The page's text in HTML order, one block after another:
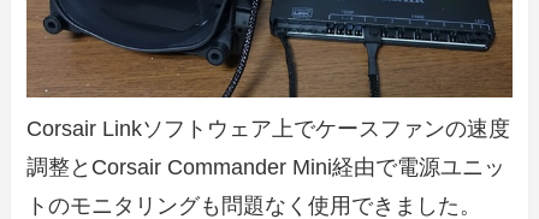
Corsair Linkソフトウェア上でケースファンの速度
調整とCorsair Commander Mini経由で電源ユニッ
トのモニタリングも問題なく使用できました。